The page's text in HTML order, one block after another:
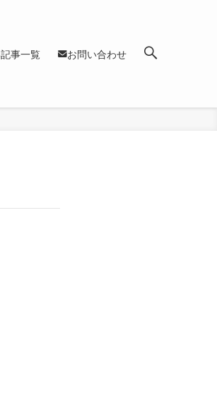
記事一覧 お問い合わせ